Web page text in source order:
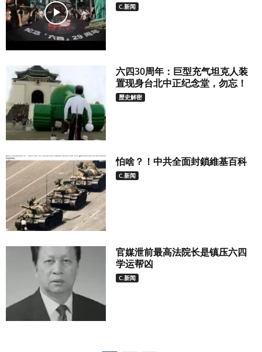
C.新闻
六四30周年：巨型充气坦克人装
置现身台北中正纪念堂，勿忘！
歷史解密
怕啥？！中共全面封鎖維基百科
C.新闻
官媒泄前最高法院长是镇压六四
学运帮凶
C.新闻